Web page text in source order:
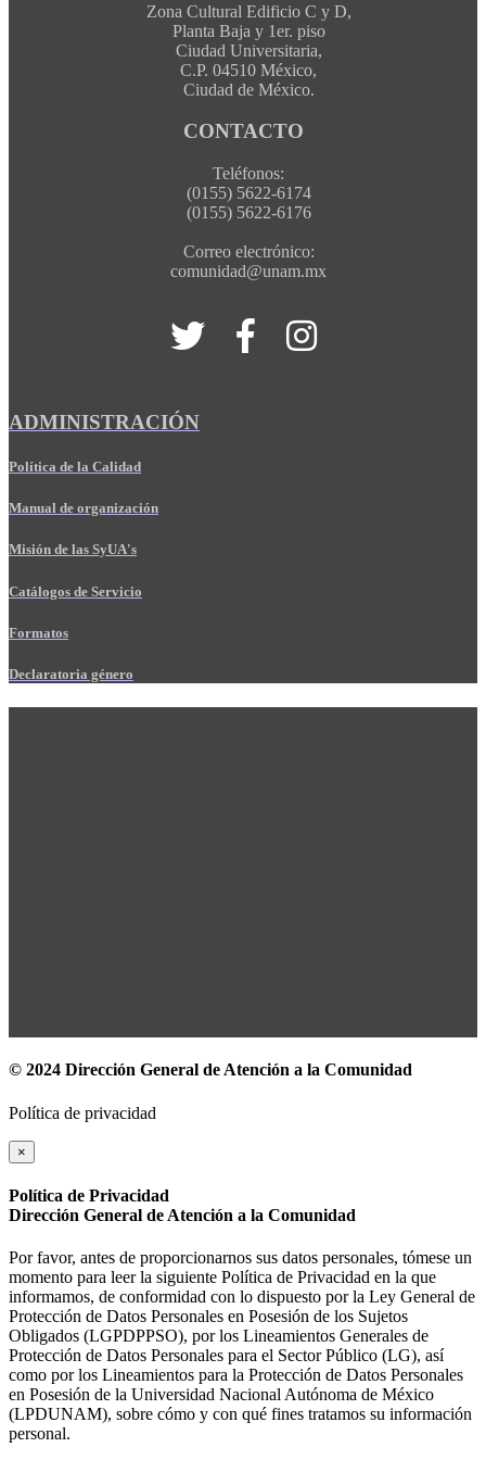
Zona Cultural Edificio C y D,
Planta Baja y 1er. piso
Ciudad Universitaria,
C.P. 04510 México,
Ciudad de México.
CONTACTO
Teléfonos:
(0155) 5622-6174
(0155) 5622-6176
Correo electrónico:
comunidad@unam.mx
ADMINISTRACIÓN
Política de la Calidad
Manual de organización
Misión de las SyUA's
Catálogos de Servicio
Formatos
Declaratoria género
© 2024 Dirección General de Atención a la Comunidad
Política de privacidad
×
Política de Privacidad
Dirección General de Atención a la Comunidad
Por favor, antes de proporcionarnos sus datos personales, tómese un
momento para leer la siguiente Política de Privacidad en la que
informamos, de conformidad con lo dispuesto por la Ley General de
Protección de Datos Personales en Posesión de los Sujetos
Obligados (LGPDPPSO), por los Lineamientos Generales de
Protección de Datos Personales para el Sector Público (LG), así
como por los Lineamientos para la Protección de Datos Personales
en Posesión de la Universidad Nacional Autónoma de México
(LPDUNAM), sobre cómo y con qué fines tratamos su información
personal.